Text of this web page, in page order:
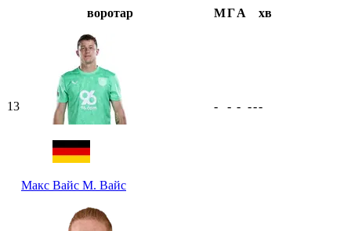
воротар МГА хв
13
Макс Вайс М. Вайс
- - - ---